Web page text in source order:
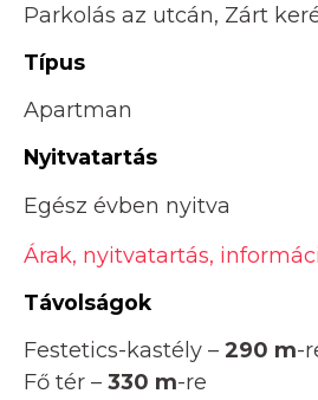
Parkolás az utcán, Zárt
Típus
Apartman
Nyitvatartás
Egész évben nyitva
Árak, nyitvatartás,
Távolságok
Festetics-kastély – 290 m-
Fő tér – 330 m-re